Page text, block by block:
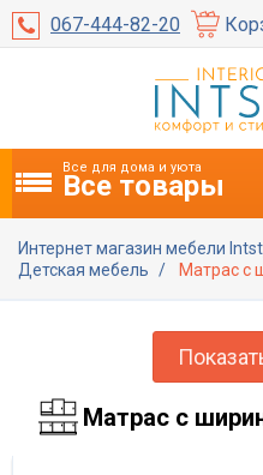
067-444-82-20
Все для дома и уюта
Все товары
Интернет магазин мебели
Детская мебель
Матрас с
Матрас с